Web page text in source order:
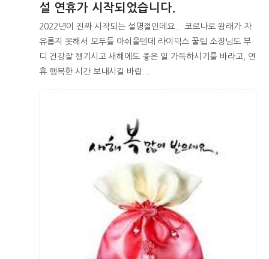
설 연휴가 시작되었습니다.
2022년이 진짜 시작되는 설명절인데요... 코로나로 왕래가 자
유롭지 못해서 모두들 아쉬울텐데 라이믹스 꿀팁 소장님도 부
디 건강잘 챙기시고 새해에도 좋은 일 가득하시기를 바라고, 연
휴 행복한 시간 보내시길 바랍...